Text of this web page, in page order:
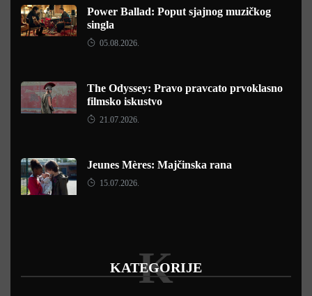
Power Ballad: Poput sjajnog muzičkog
singla
05.08.2026.
The Odyssey: Pravo pravcato prvoklasno
filmsko iskustvo
21.07.2026.
Jeunes Mères: Majčinska rana
15.07.2026.
KATEGORIJE
K